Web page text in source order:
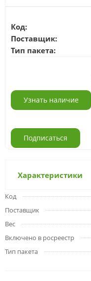
Код:
Поставщик:
Тип пакета:
Узнать наличие
Подписаться
Характеристики
Код
Поставщик
Вес
Включено в росреестр
Тип пакета